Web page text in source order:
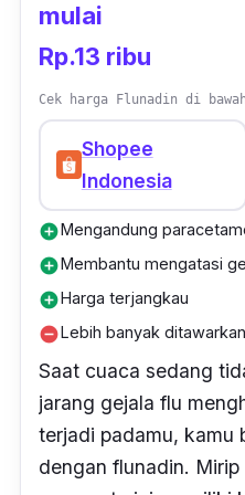
mulai
Rp.13 ribu
Cek harga Flunadin di
Shopee
Indonesia
add_circleMengandung
add_circleMembantu mengatasi
add_circleHarga terjangkau
remove_circleLebih banyak
Saat cuaca sedang
jarang gejala flu
terjadi padamu, kamu
dengan flunadin.